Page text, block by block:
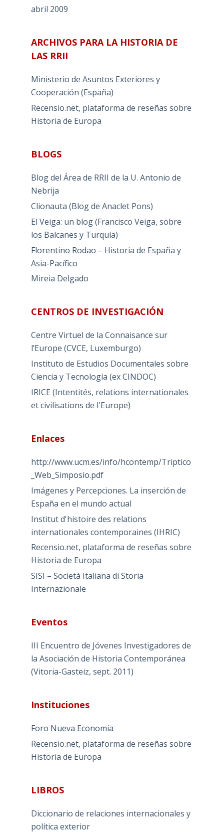
abril 2009
ARCHIVOS PARA LA HISTORIA DE
LAS RRII
Ministerio de Asuntos Exteriores y
Cooperación (España)
Recensio.net, plataforma de reseñas sobre
Historia de Europa
BLOGS
Blog del Área de RRII de la U. Antonio de
Nebrija
Clionauta (Blog de Anaclet Pons)
El Veiga: un blog (Francisco Veiga, sobre
los Balcanes y Turquía)
Florentino Rodao – Historia de España y
Asia-Pacífico
Mireia Delgado
CENTROS DE INVESTIGACIÓN
Centre Virtuel de la Connaisance sur
l’Europe (CVCE, Luxemburgo)
Instituto de Estudios Documentales sobre
Ciencia y Tecnología (ex CINDOC)
IRICE (Intentités, relations internationales
et civilisations de l'Europe)
Enlaces
http://www.ucm.es/info/hcontemp/Triptico
_Web_Simposio.pdf
Imágenes y Percepciones. La inserción de
España en el mundo actual
Institut d'histoire des relations
internationales contemporaines (IHRIC)
Recensio.net, plataforma de reseñas sobre
Historia de Europa
SISI – Società Italiana di Storia
Internazionale
Eventos
III Encuentro de Jóvenes Investigadores de
la Asociación de Historia Contemporánea
(Vitoria-Gasteiz, sept. 2011)
Instituciones
Foro Nueva Economía
Recensio.net, plataforma de reseñas sobre
Historia de Europa
LIBROS
Diccionario de relaciones internacionales y
política exterior